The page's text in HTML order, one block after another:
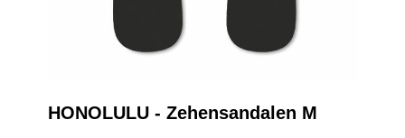
HONOLULU - Zehensandalen M